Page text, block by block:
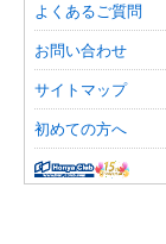
よくあるご質問
お問い合わせ
サイトマップ
初めての方へ